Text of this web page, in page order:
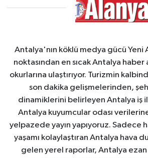
Antalya'nın köklü medya gücü Yeni
noktasından en sıcak Antalya haber
okurlarına ulaştırıyor. Turizmin
son dakika gelişmelerinden,
dinamiklerini belirleyen Antalya iş
Antalya kuyumcular odası
yelpazede yayın yapıyoruz. Sadece
yaşamı kolaylaştıran Antalya hava
gelen yerel raporlar, Antalya